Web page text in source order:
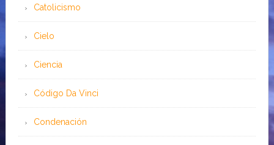
Catolicismo
Cielo
Ciencia
Código Da Vinci
Condenación